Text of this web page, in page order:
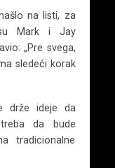
na listi, za
Mark i Jay
„Pre svega,
sledeći korak
drže ideje da
da bude
tradicionalne